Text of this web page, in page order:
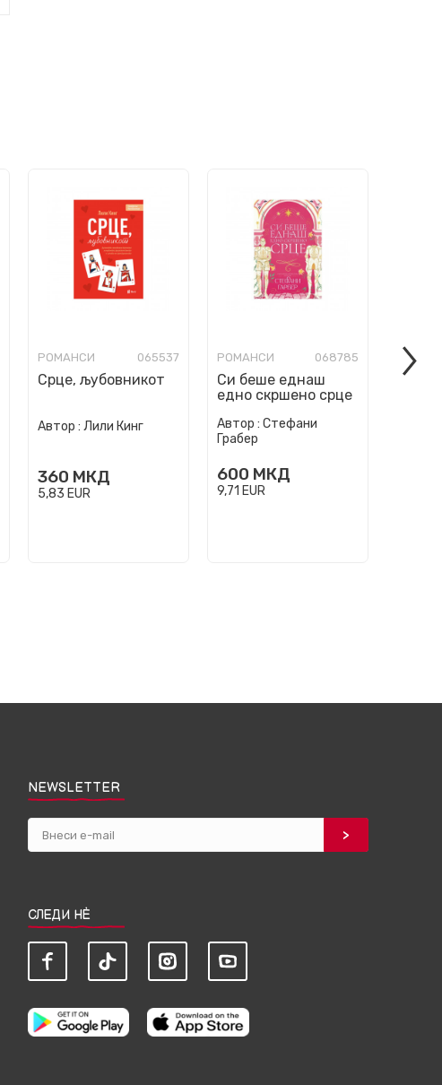
РОМАНСИ 065537
Срце, љубовникот
Автор : Лили Кинг
360 МКД
5,83 EUR
РОМАНСИ 068785
Си беше еднаш
едно скршено срце
Автор : Стефани
Грабер
600 МКД
9,71 EUR
NEWSLETTER
СЛЕДИ НЀ